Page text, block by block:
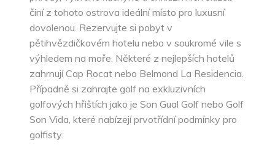
činí z tohoto ostrova ideální místo pro luxusní
dovolenou. Rezervujte si pobyt v
pětihvězdičkovém hotelu nebo v soukromé vile s
výhledem na moře. Některé z nejlepších hotelů
zahrnují Cap Rocat nebo Belmond La Residencia.
Případně si zahrajte golf na exkluzivních
golfových hřištích jako je Son Gual Golf nebo Golf
Son Vida, které nabízejí prvotřídní podmínky pro
golfisty.